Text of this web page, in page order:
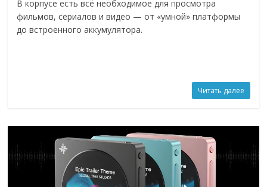
В корпусе есть всё необходимое для просмотра
фильмов, сериалов и видео — от «умной» платформы
до встроенного аккумулятора.
Читать далее